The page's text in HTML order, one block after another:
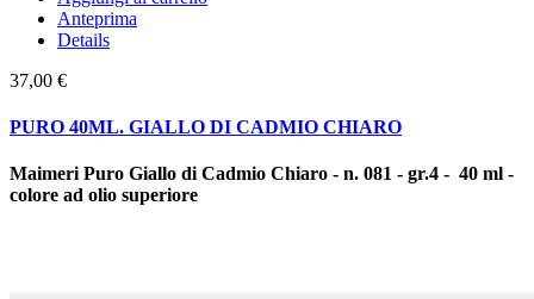
Anteprima
Details
37,00 €
PURO 40ML. GIALLO DI CADMIO CHIARO
Maimeri Puro Giallo di Cadmio Chiaro - n. 081 - gr.4 - 40 ml -
colore ad olio superiore